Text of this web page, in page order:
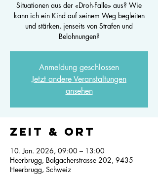
Situationen aus der «Droh-Falle» aus? Wie
kann ich ein Kind auf seinem Weg begleiten
und stärken, jenseits von Strafen und
Belohnungen?
Anmeldung geschlossen
Jetzt andere Veranstaltungen
ansehen
Zeit & Ort
10. Jan. 2026, 09:00 – 13:00
Heerbrugg, Balgacherstrasse 202, 9435
Heerbrugg, Schweiz